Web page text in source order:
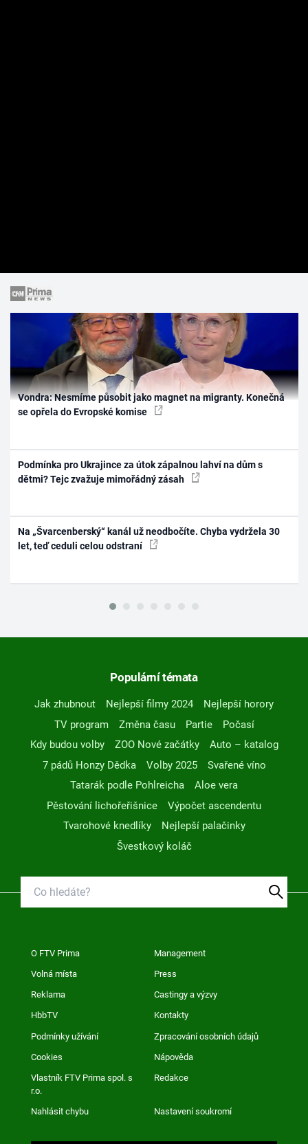
Vondra: Nesmíme působit jako magnet na migranty. Konečná
se opřela do Evropské komise
Podmínka pro Ukrajince za útok zápalnou lahví na dům s
dětmi? Tejc zvažuje mimořádný zásah
Na „Švarcenberský“ kanál už neodbočíte. Chyba vydržela 30
let, teď ceduli celou odstraní
Populární témata
Jak zhubnout Nejlepší filmy 2024
Nejlepší horory
TV program
Změna času Partie
Počasí
Kdy budou volby
ZOO Nové začátky
Auto – katalog
7 pádů Honzy Dědka
Volby 2025
Svařené víno
Tatarák podle Pohlreicha
Aloe vera
Pěstování lichořeřišnice
Výpočet ascendentu
Tvarohové knedlíky
Nejlepší palačinky
Švestkový koláč
O FTV Prima Management
Volná místa Press
Reklama Castingy a výzvy
HbbTV Kontakty
Podmínky užívání Zpracování osobních údajů
Cookies Nápověda
Vlastník FTV Prima spol. s
r.o.
Redakce
Nahlásit chybu Nastavení soukromí